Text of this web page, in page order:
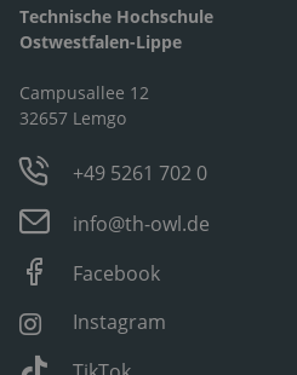
Technische Hochschule
Ostwestfalen-Lippe
Campusallee 12
32657 Lemgo
+49 5261 702 0
info@th-owl.de
Facebook
Instagram